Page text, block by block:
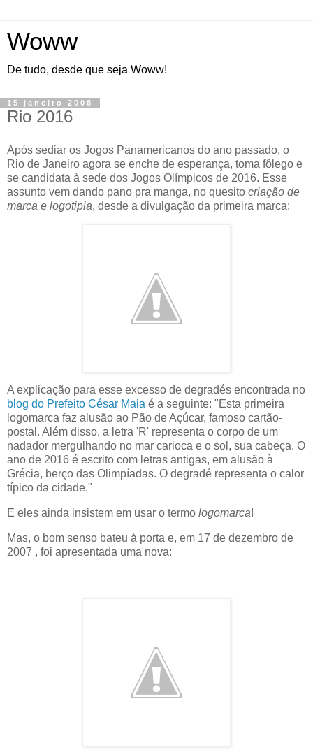
Woww
De tudo, desde que seja Woww!
15 janeiro 2008
Rio 2016
Após sediar os Jogos Panamericanos do ano passado, o
Rio de Janeiro agora se enche de esperança, toma fôlego e
se candidata à sede dos Jogos Olímpicos de 2016. Esse
assunto vem dando pano pra manga, no quesito criação de
marca e logotipia, desde a divulgação da primeira marca:
A explicação para esse excesso de degradés encontrada no
blog do Prefeito César Maia é a seguinte: "Esta primeira
logomarca faz alusão ao Pão de Açúcar, famoso cartão-
postal. Além disso, a letra 'R' representa o corpo de um
nadador mergulhando no mar carioca e o sol, sua cabeça. O
ano de 2016 é escrito com letras antigas, em alusão à
Grécia, berço das Olimpíadas. O degradé representa o calor
típico da cidade."
E eles ainda insistem em usar o termo logomarca!
Mas, o bom senso bateu à porta e, em 17 de dezembro de
2007 , foi apresentada uma nova: